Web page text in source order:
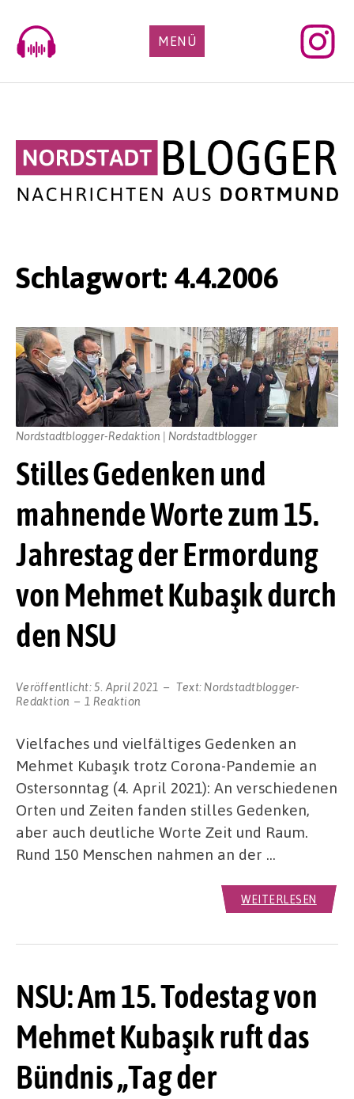
content
MENÜ
Schlagwort: 4.4.2006
Stilles Gedenken und
mahnende Worte zum 15.
Jahrestag der Ermordung
von Mehmet Kubaşık durch
den NSU
Veröffentlicht:5. April 2021 Text: Nordstadtblogger-
Redaktion
1 Reaktion
Nordstadtblogger-Redaktion | Nordstadtblogger
Vielfaches und vielfältiges Gedenken an
Mehmet Kubaşık trotz Corona-Pandemie an
Ostersonntag (4. April 2021): An verschiedenen
Orten und Zeiten fanden stilles Gedenken,
aber auch deutliche Worte Zeit und Raum.
Rund 150 Menschen nahmen an der …
WEITERLESEN
NSU: Am 15. Todestag von
Mehmet Kubaşık ruft das
Bündnis „Tag der